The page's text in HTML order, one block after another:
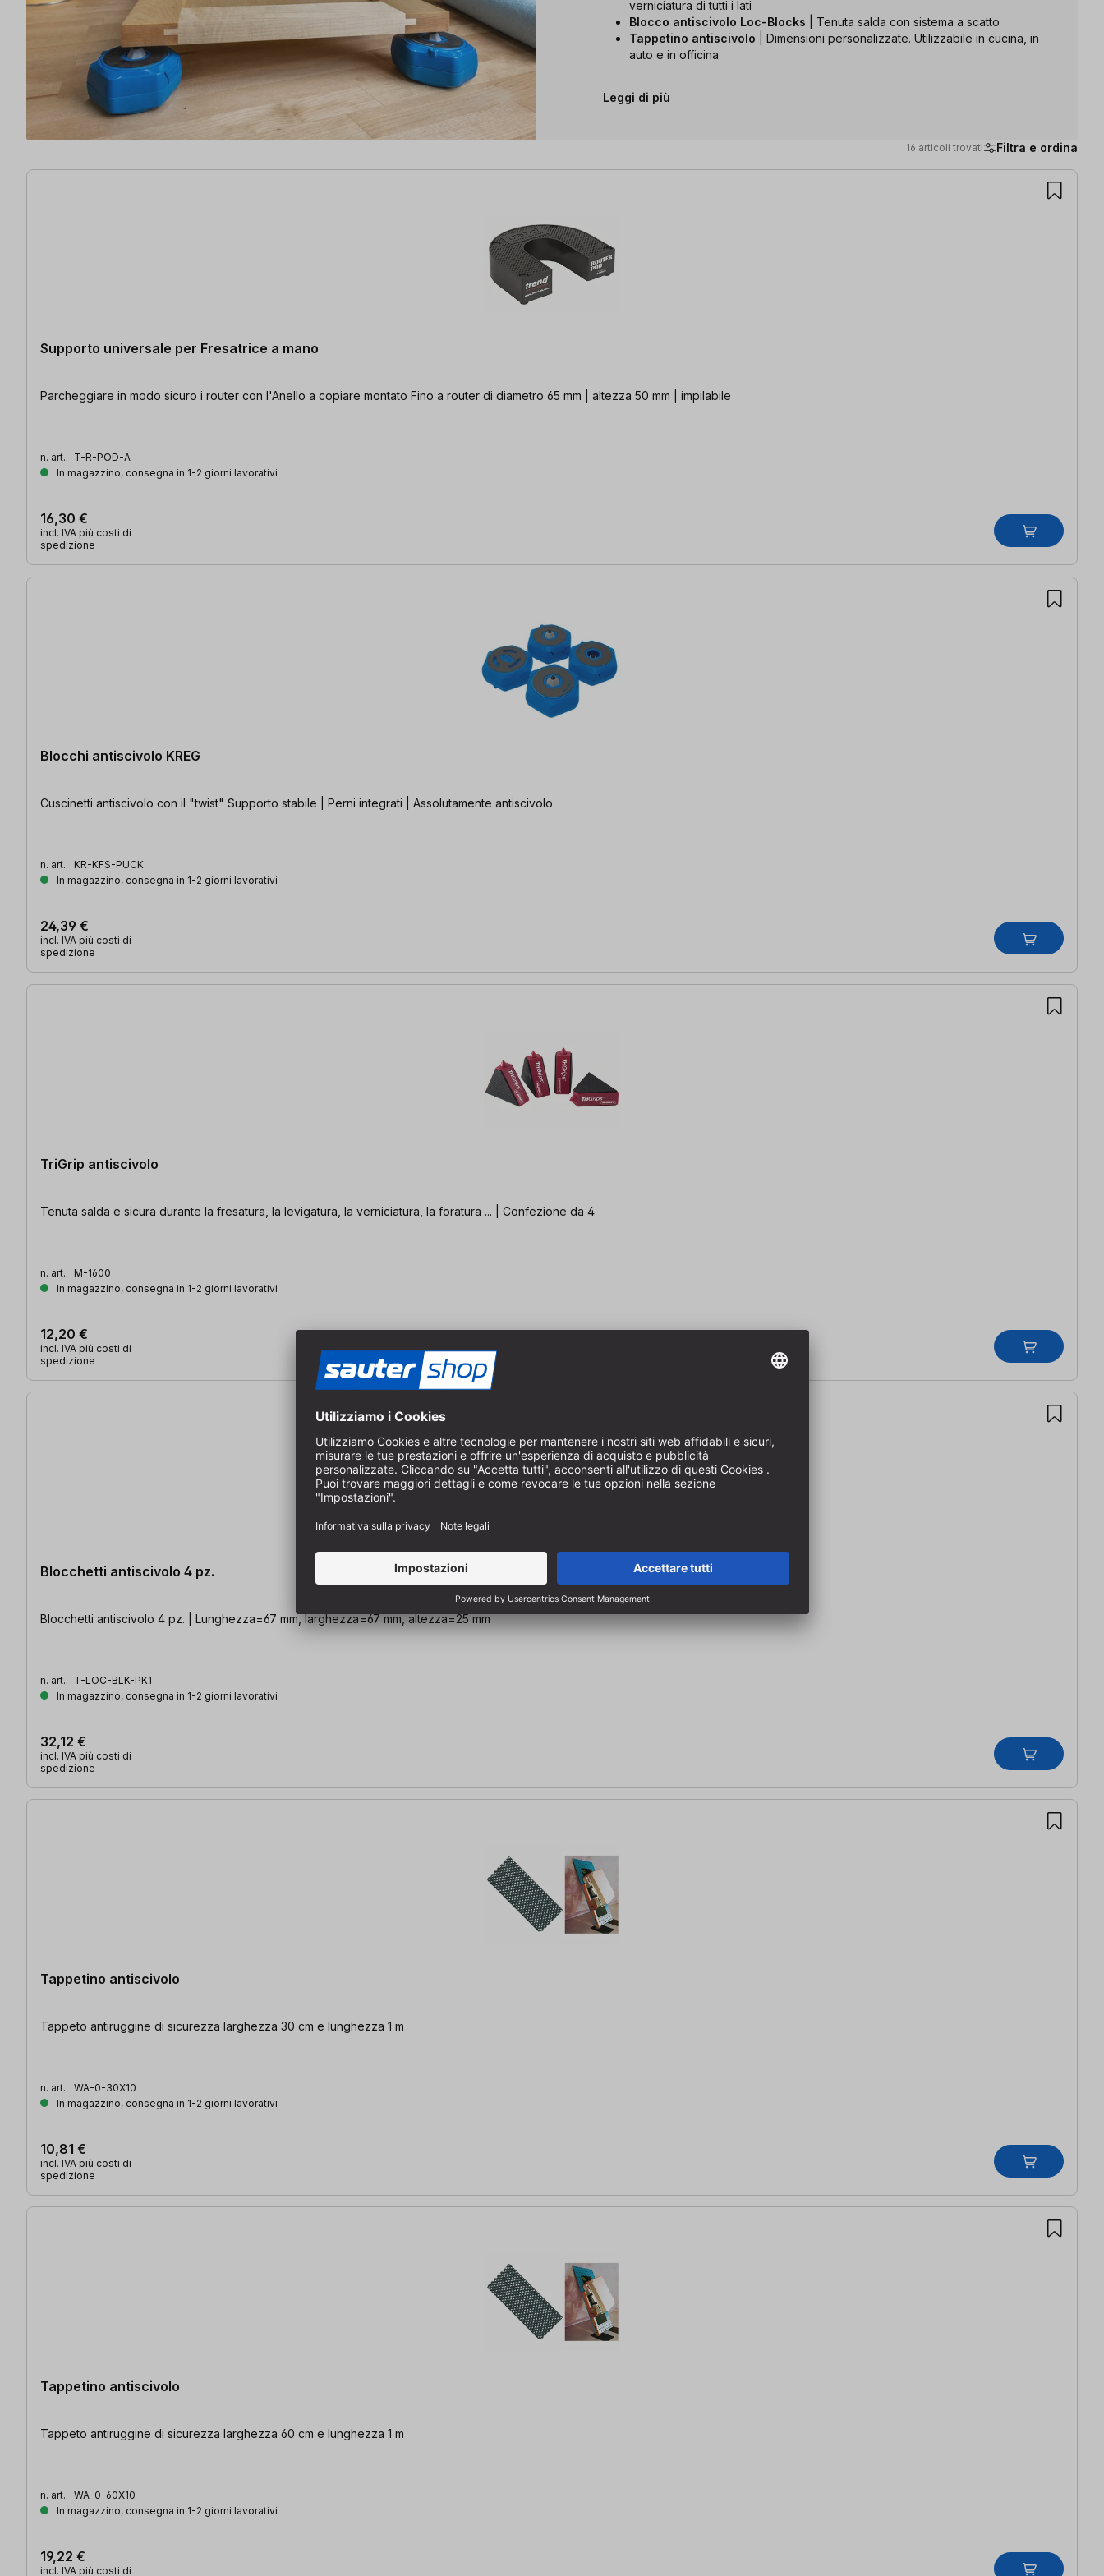
verniciatura di tutti i lati
Blocco antiscivolo Loc-Blocks
| Tenuta salda con sistema a scatto
Tappetino antiscivolo
| Dimensioni personalizzate. Utilizzabile in cucina, in
auto e in officina
Leggi di più
16 articoli trovati Filtra e ordina
16 articoli trovati
Supporto universale per Fresatrice a mano
Parcheggiare in modo sicuro i router con l'Anello a copiare montato Fino a router di diametro 65 mm | altezza 50 mm | impilabile
n. art.: T-R-POD-A
In magazzino, consegna in 1-2 giorni lavorativi
16,30 €
incl. IVA più costi di
spedizione
Blocchi antiscivolo KREG
Cuscinetti antiscivolo con il "twist" Supporto stabile | Perni integrati | Assolutamente antiscivolo
n. art.: KR-KFS-PUCK
In magazzino, consegna in 1-2 giorni lavorativi
24,39 €
incl. IVA più costi di
spedizione
TriGrip antiscivolo
Tenuta salda e sicura durante la fresatura, la levigatura, la verniciatura, la foratura ... | Confezione da 4
n. art.: M-1600
In magazzino, consegna in 1-2 giorni lavorativi
12,20 €
incl. IVA più costi di
spedizione
Blocchetti antiscivolo 4 pz.
Blocchetti antiscivolo 4 pz. | Lunghezza=67 mm, larghezza=67 mm, altezza=25 mm
n. art.: T-LOC-BLK-PK1
In magazzino, consegna in 1-2 giorni lavorativi
32,12 €
incl. IVA più costi di
spedizione
Tappetino antiscivolo
Tappeto antiruggine di sicurezza larghezza 30 cm e lunghezza 1 m
n. art.: WA-0-30X10
In magazzino, consegna in 1-2 giorni lavorativi
10,81 €
incl. IVA più costi di
spedizione
Tappetino antiscivolo
Tappeto antiruggine di sicurezza larghezza 60 cm e lunghezza 1 m
n. art.: WA-0-60X10
In magazzino, consegna in 1-2 giorni lavorativi
19,22 €
incl. IVA più costi di